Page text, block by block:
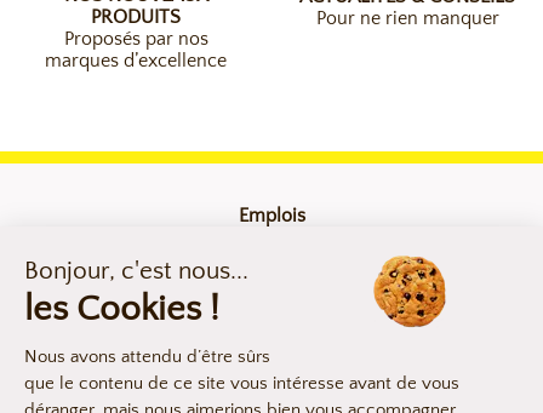
PRODUITS
Proposés par nos
marques d’excellence
Pour ne rien manquer
Emplois
Mentions légales
Compliance